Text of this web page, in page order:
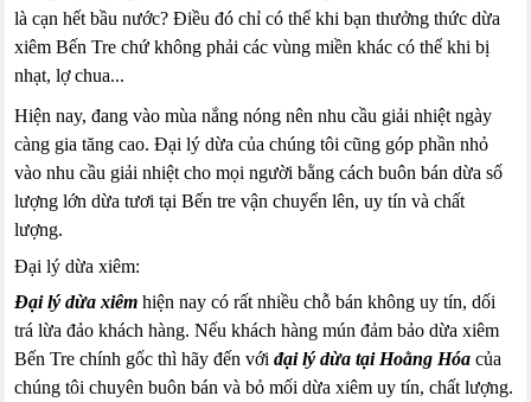
là cạn hết bầu nước? Điều đó chỉ có thể khi bạn thưởng thức dừa
xiêm Bến Tre chứ không phải các vùng miền khác có thể khi bị
nhạt, lợ chua...
Hiện nay, đang vào mùa nắng nóng nên nhu cầu giải nhiệt ngày
càng gia tăng cao. Đại lý dừa của chúng tôi cũng góp phần nhỏ
vào nhu cầu giải nhiệt cho mọi người bằng cách buôn bán dừa số
lượng lớn dừa tươi tại Bến tre vận chuyển lên, uy tín và chất
lượng.
Đại lý dừa xiêm:
Đại lý dừa xiêm hiện nay có rất nhiều chỗ bán không uy tín, dối
trá lừa đảo khách hàng. Nếu khách hàng mún đảm bảo dừa xiêm
Bến Tre chính gốc thì hãy đến vớiđại lý dừa tại Hoằng Hóa của
chúng tôi chuyên buôn bán và bỏ mối dừa xiêm uy tín, chất lượng.